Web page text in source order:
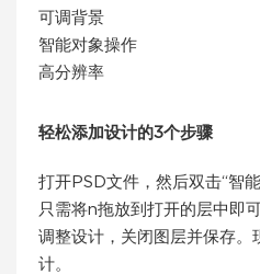
可调背景
智能对象操作
高分辨率
轻松添加设计的3个步骤
打开PSD文件，然后双击“智能
只需将n拖放到打开的层中即可
调整设计，关闭图层并保存。
计。